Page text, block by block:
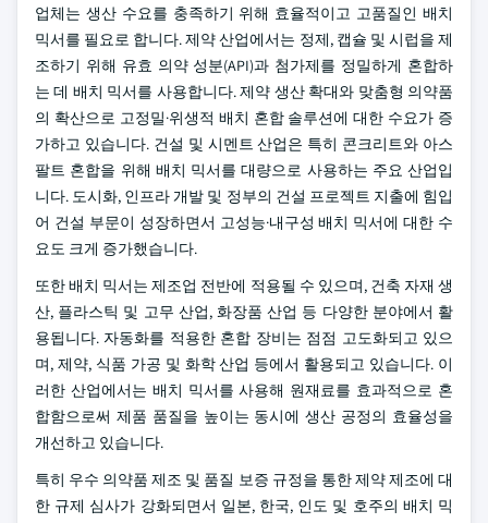
업체는 생산 수요를 충족하기 위해 효율적이고 고품질인 배치
믹서를 필요로 합니다. 제약 산업에서는 정제, 캡슐 및 시럽을 제
조하기 위해 유효 의약 성분(API)과 첨가제를 정밀하게 혼합하
는 데 배치 믹서를 사용합니다. 제약 생산 확대와 맞춤형 의약품
의 확산으로 고정밀·위생적 배치 혼합 솔루션에 대한 수요가 증
가하고 있습니다. 건설 및 시멘트 산업은 특히 콘크리트와 아스
팔트 혼합을 위해 배치 믹서를 대량으로 사용하는 주요 산업입
니다. 도시화, 인프라 개발 및 정부의 건설 프로젝트 지출에 힘입
어 건설 부문이 성장하면서 고성능·내구성 배치 믹서에 대한 수
요도 크게 증가했습니다.
또한 배치 믹서는 제조업 전반에 적용될 수 있으며, 건축 자재 생
산, 플라스틱 및 고무 산업, 화장품 산업 등 다양한 분야에서 활
용됩니다. 자동화를 적용한 혼합 장비는 점점 고도화되고 있으
며, 제약, 식품 가공 및 화학 산업 등에서 활용되고 있습니다. 이
러한 산업에서는 배치 믹서를 사용해 원재료를 효과적으로 혼
합함으로써 제품 품질을 높이는 동시에 생산 공정의 효율성을
개선하고 있습니다.
특히 우수 의약품 제조 및 품질 보증 규정을 통한 제약 제조에 대
한 규제 심사가 강화되면서 일본, 한국, 인도 및 호주의 배치 믹